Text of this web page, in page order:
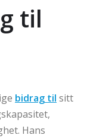
til
bidrag til sitt
Hans